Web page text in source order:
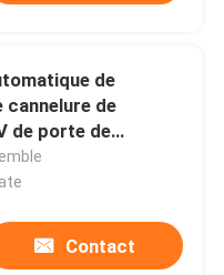
de
cannelure de
de porte de
de tôle de
par
Contact